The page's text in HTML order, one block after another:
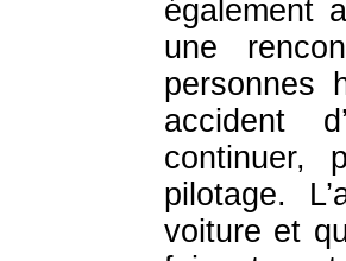
également
une
personnes
accident
continuer,
pilotage.
voiture et